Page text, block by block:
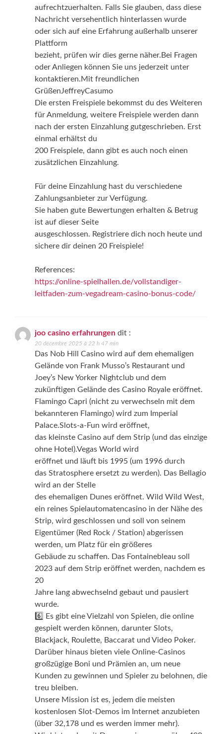
aufrechtzuerhalten. Falls Sie glauben, dass diese
Nachricht versehentlich hinterlassen wurde
oder sich auf eine Erfahrung außerhalb unserer
Plattform
bezieht, prüfen wir dies gerne näher.Bei Fragen
oder Anliegen können Sie uns jederzeit unter
kontaktieren.Mit freundlichen
GrüßenJeffreyCasumo
Die ersten Freispiele bekommst du des Weiteren
für Anmeldung, weitere Freispiele werden dann
nach der ersten Einzahlung gutgeschrieben. Erst
einmal erhältst du
200 Freispiele, dann gibt es auch noch einen
zusätzlichen Einzahlung.
Für deine Einzahlung hast du verschiedene
Zahlungsanbieter zur Verfügung.
Sie haben gute Bewertungen erhalten & Betrug
ist auf dieser Seite
ausgeschlossen. Registriere dich noch heute und
sichere dir deinen 20 Freispiele!
References:
https://online-spielhallen.de/vollstandiger-
leitfaden-zum-vegadream-casino-bonus-code/
joo casino erfahrungen dit :
20 décembre 2025 à 22 h 47 min
Das Nob Hill Casino wird auf dem ehemaligen
Gelände von Frank Musso’s Restaurant und
Joey’s New Yorker Nightclub und dem
zukünftigen Gelände des Casino Royale eröffnet.
Flamingo Capri (nicht zu verwechseln mit dem
bekannteren Flamingo) wird zum Imperial
Palace.Slots-a-Fun wird eröffnet,
das kleinste Casino auf dem Strip (und das einzige
ohne Hotel).Vegas World wird
eröffnet und läuft bis 1995 (um 1996 durch
das Stratosphere ersetzt zu werden). Das Bellagio
wird an der Stelle
des ehemaligen Dunes eröffnet. Wild Wild West,
ein reines Spielautomatencasino in der Nähe des
Strip, wird geschlossen und soll von seinem
Eigentümer (Red Rock / Station) abgerissen
werden, um Platz für ein größeres
Gebäude zu schaffen. Das Fontainebleau soll
2023 auf dem Strip eröffnet werden, nachdem es
20
Jahre lang abwechselnd gebaut und pausiert
wurde.
6️⃣ Es gibt eine Vielzahl von Spielen, die online
gespielt werden können, darunter Slots,
Blackjack, Roulette, Baccarat und Video Poker.
Darüber hinaus bieten viele Online-Casinos
großzügige Boni und Prämien an, um neue
Kunden zu gewinnen und Spieler zu belohnen, die
treu bleiben.
Unsere Mission ist es, jedem die meisten
kostenlosen Slot-Demos im Internet anzubieten
(über 32,178 und es werden immer mehr).